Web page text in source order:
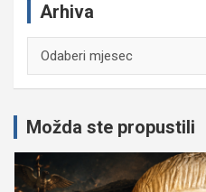
Arhiva
Možda ste propustili